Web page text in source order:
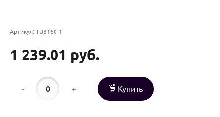
Артикул: TU3160-1
1 239.01 руб.
- + Купить